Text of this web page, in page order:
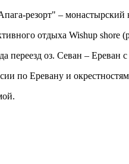
резорт" –
отдыха Wishup
переезд оз. Севан – Ереван
по Еревану и